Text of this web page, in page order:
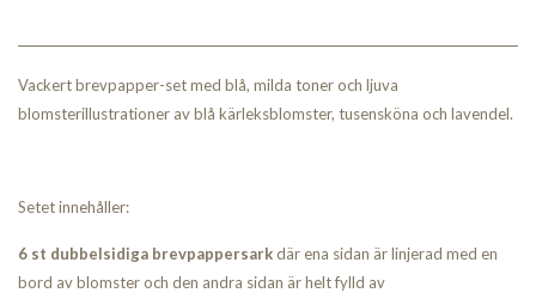
Vackert brevpapper-set med blå, milda toner och ljuva
blomsterillustrationer av blå kärleksblomster, tusensköna och lavendel.
Setet innehåller:
6 st dubbelsidiga brevpappersarkdär ena sidan är linjerad med en
bord av blomster och den andra sidan är helt fylld av